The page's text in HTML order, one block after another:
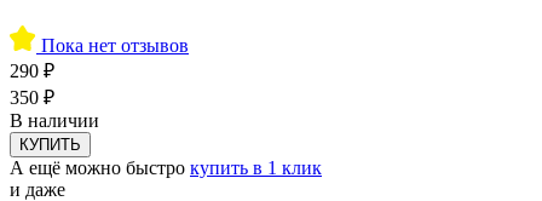
Пока нет отзывов
290 ₽
350 ₽
В наличии
КУПИТЬ
А ещё можно быстро купить в 1 клик
и даже